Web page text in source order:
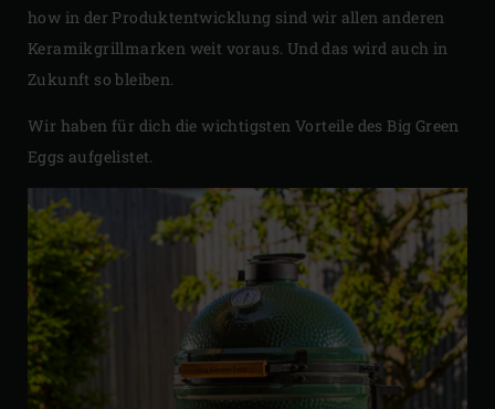
how in der Produktentwicklung sind wir allen anderen
Keramikgrillmarken weit voraus. Und das wird auch in
Zukunft so bleiben.
Wir haben für dich die wichtigsten Vorteile des Big Green
Eggs aufgelistet.